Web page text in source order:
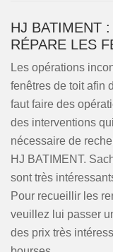
HJ BATIMENT
RÉPARE LES
Les opérations
fenêtres de toit afin
faut faire des
des interventions
nécessaire de
HJ BATIMENT.
sont très
Pour recueillir les
veuillez lui passer
des prix très